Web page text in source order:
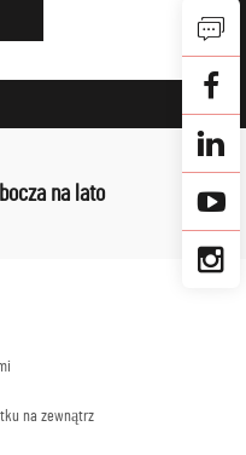
na lato
na zewnątrz